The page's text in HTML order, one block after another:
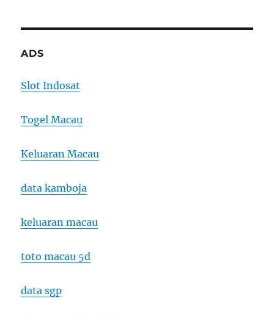
ADS
Slot Indosat
Togel Macau
Keluaran Macau
data kamboja
keluaran macau
toto macau 5d
data sgp